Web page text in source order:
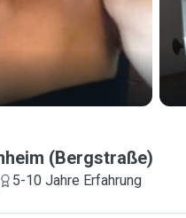
(Bergstraße)
5-10 Jahre Erfahrung